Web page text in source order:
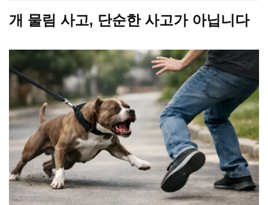
개 물림 사고, 단순한 사고가 아닙니다